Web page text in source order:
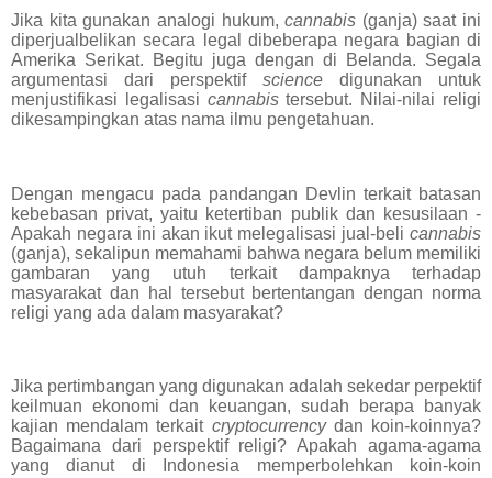
Jika kita gunakan analogi hukum,cannabis (ganja) saat ini
diperjualbelikan secara legal dibeberapa negara bagian di
Amerika Serikat. Begitu juga dengan di Belanda. Segala
argumentasi dari perspektif science digunakan untuk
menjustifikasi legalisasi cannabistersebut. Nilai-nilai religi
dikesampingkan atas nama ilmu pengetahuan.
Dengan mengacu pada pandangan Devlin terkait batasan
kebebasan privat, yaitu ketertiban publik dan kesusilaan -
Apakah negara ini akan ikut melegalisasi jual-beli cannabis
(ganja), sekalipun memahami bahwa negara belum memiliki
gambaran yang utuh terkait dampaknya terhadap
masyarakat dan hal tersebut bertentangan dengan norma
religi yang ada dalam masyarakat?
Jika pertimbangan yang digunakan adalah sekedar perpektif
keilmuan ekonomi dan keuangan, sudah berapa banyak
kajian mendalam terkait cryptocurrencydan koin-koinnya?
Bagaimana dari perspektif religi? Apakah agama-agama
yang dianut di Indonesia memperbolehkan koin-koin